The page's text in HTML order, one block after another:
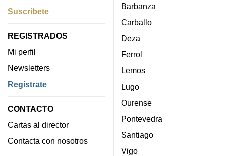
Suscríbete
REGISTRADOS
Mi perfil
Newsletters
Regístrate
CONTACTO
Cartas al director
Contacta con nosotros
Barbanza
Carballo
Deza
Ferrol
Lemos
Lugo
Ourense
Pontevedra
Santiago
Vigo